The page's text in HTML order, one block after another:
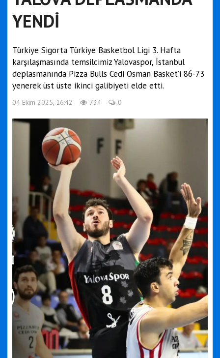
YENDİ
Türkiye Sigorta Türkiye Basketbol Ligi 3. Hafta
karşılaşmasında temsilcimiz Yalovaspor, İstanbul
deplasmanında Pizza Bulls Cedi Osman Basket’i 86-73
yenerek üst üste ikinci galibiyeti elde etti.
04 Ekim 2025, 16:42 734 0